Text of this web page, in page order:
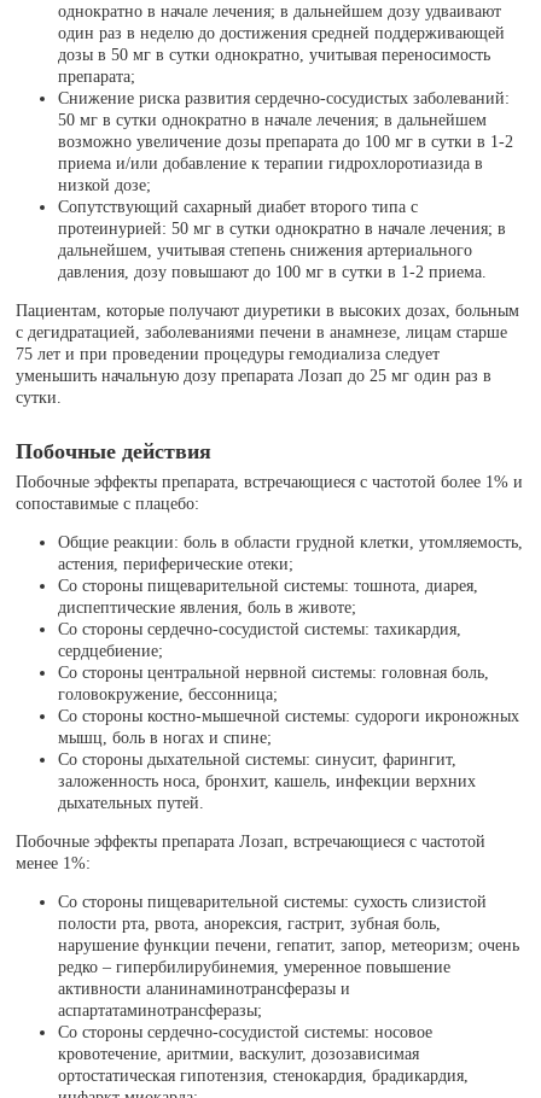
однократно в начале лечения; в дальнейшем дозу удваивают
один раз в неделю до достижения средней поддерживающей
дозы в 50 мг в сутки однократно, учитывая переносимость
препарата;
Снижение риска развития сердечно-сосудистых заболеваний:
50 мг в сутки однократно в начале лечения; в дальнейшем
возможно увеличение дозы препарата до 100 мг в сутки в 1-2
приема и/или добавление к терапии гидрохлоротиазида в
низкой дозе;
Сопутствующий сахарный диабет второго типа с
протеинурией: 50 мг в сутки однократно в начале лечения; в
дальнейшем, учитывая степень снижения артериального
давления, дозу повышают до 100 мг в сутки в 1-2 приема.
Пациентам, которые получают диуретики в высоких дозах, больным
с дегидратацией, заболеваниями печени в анамнезе, лицам старше
75 лет и при проведении процедуры гемодиализа следует
уменьшить начальную дозу препарата Лозап до 25 мг один раз в
сутки.
Побочные действия
Побочные эффекты препарата, встречающиеся с частотой более 1% и
сопоставимые с плацебо:
Общие реакции: боль в области грудной клетки, утомляемость,
астения, периферические отеки;
Со стороны пищеварительной системы: тошнота, диарея,
диспептические явления, боль в животе;
Со стороны сердечно-сосудистой системы: тахикардия,
сердцебиение;
Со стороны центральной нервной системы: головная боль,
головокружение, бессонница;
Со стороны костно-мышечной системы: судороги икроножных
мышц, боль в ногах и спине;
Со стороны дыхательной системы: синусит, фарингит,
заложенность носа, бронхит, кашель, инфекции верхних
дыхательных путей.
Побочные эффекты препарата Лозап, встречающиеся с частотой
менее 1%:
Со стороны пищеварительной системы: сухость слизистой
полости рта, рвота, анорексия, гастрит, зубная боль,
нарушение функции печени, гепатит, запор, метеоризм; очень
редко – гипербилирубинемия, умеренное повышение
активности аланинаминотрансферазы и
аспартатаминотрансферазы;
Со стороны сердечно-сосудистой системы: носовое
кровотечение, аритмии, васкулит, дозозависимая
ортостатическая гипотензия, стенокардия, брадикардия,